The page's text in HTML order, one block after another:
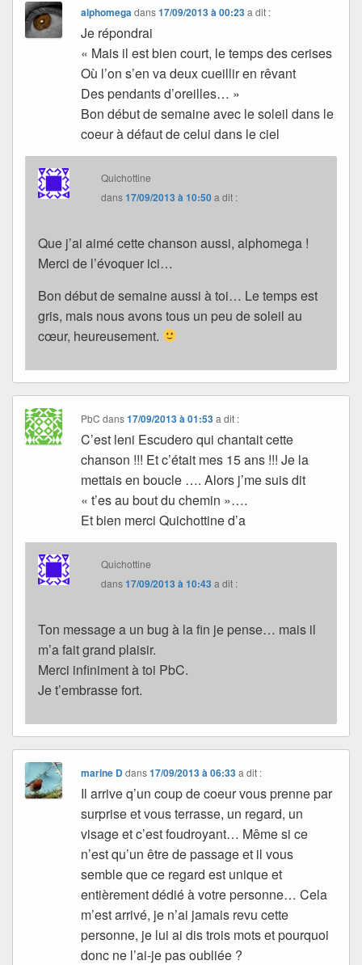
alphomega dans17/09/2013 à 00:23 a dit :
Je répondrai
« Mais il est bien court, le temps des cerises
Où l’on s’en va deux cueillir en rêvant
Des pendants d’oreilles… »
Bon début de semaine avec le soleil dans le
coeur à défaut de celui dans le ciel
Quichottine
dans17/09/2013 à 10:50a dit :
Que j’ai aimé cette chanson aussi, alphomega !
Merci de l’évoquer ici…
Bon début de semaine aussi à toi… Le temps est
gris, mais nous avons tous un peu de soleil au
cœur, heureusement.
PbC dans17/09/2013 à 01:53 a dit :
C’est leni Escudero qui chantait cette
chanson !!! Et c’était mes 15 ans !!! Je la
mettais en boucle …. Alors j’me suis dit
« t’es au bout du chemin »….
Et bien merci Quichottine d’a
Quichottine
dans17/09/2013 à 10:43 a dit :
Ton message a un bug à la fin je pense… mais il
m’a fait grand plaisir.
Merci infiniment à toi PbC.
Je t’embrasse fort.
marine Ddans17/09/2013 à 06:33 a dit :
Il arrive q’un coup de coeur vous prenne par
surprise et vous terrasse, un regard, un
visage et c’est foudroyant… Même si ce
n’est qu’un être de passage et il vous
semble que ce regard est unique et
entièrement dédié à votre personne… Cela
m’est arrivé, je n’ai jamais revu cette
personne, je lui ai dis trois mots et pourquoi
donc ne l’ai-je pas oubliée ?